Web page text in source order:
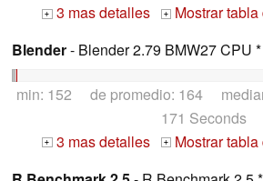
+ 3 mas detalles +
Mostrar
Blender- Blender 2.79 BMW27 CPU *
min: 152 de promedio: 164
171 Seconds
+ 3 mas detalles +
Mostrar